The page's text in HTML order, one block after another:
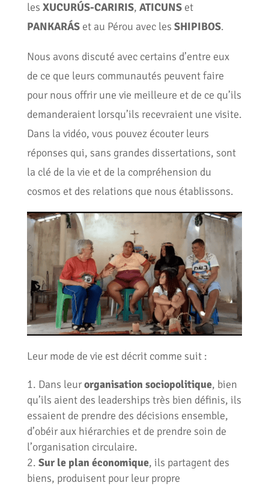
les XUCURÚS-CARIRIS, ATICUNSet
PANKARÁS et au Pérou avec les SHIPIBOS.
Nous avons discuté avec certains d’entre eux
de ce que leurs communautés peuvent faire
pour nous offrir une vie meilleure et de ce qu’ils
demanderaient lorsqu’ils recevraient une visite.
Dans la vidéo, vous pouvez écouter leurs
réponses qui, sans grandes dissertations, sont
la clé de la vie et de la compréhension du
cosmos et des relations que nous établissons.
Leur mode de vie est décrit comme suit :
Dans leurorganisation sociopolitique, bien
qu’ils aient des leaderships très bien définis, ils
essaient de prendre des décisions ensemble,
d’obéir aux hiérarchies et de prendre soin de
l’organisation circulaire.
Sur le plan économique, ils partagent des
biens, produisent pour leur propre